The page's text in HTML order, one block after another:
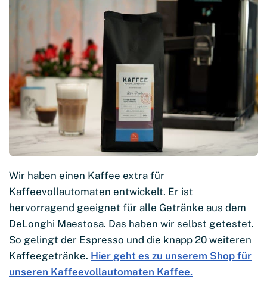
Wir haben einen Kaffee extra für
Kaffeevollautomaten entwickelt. Er ist
hervorragend geeignet für alle Getränke aus dem
DeLonghi Maestosa. Das haben wir selbst getestet.
So gelingt der Espresso und die knapp 20 weiteren
Kaffeegetränke. Hier geht es zu unserem Shop für
unseren Kaffeevollautomaten Kaffee.